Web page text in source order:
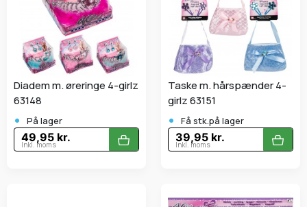
Diadem m. øreringe 4-girlz
63148
• På lager
49,95 kr.
Inkl. moms
Taske m. hårspænder 4-
girlz 63151
• Få stk.på lager
39,95 kr.
Inkl. moms